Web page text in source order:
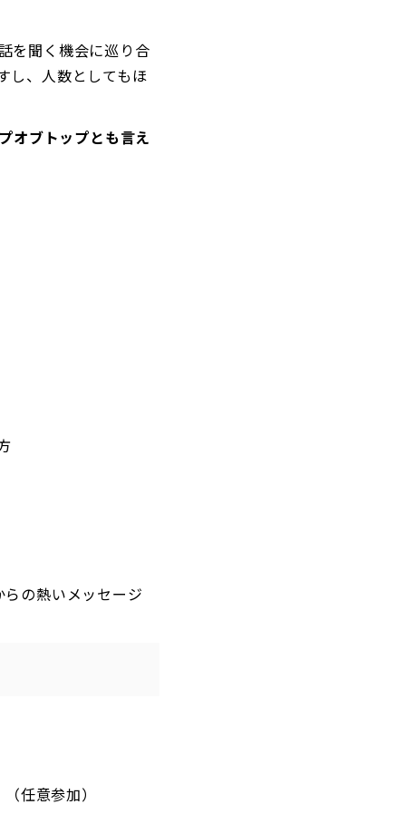
を聞く機会に巡り合
し、人数としてもほ
オブトップとも言え
の熱いメッセージ
任意参加）